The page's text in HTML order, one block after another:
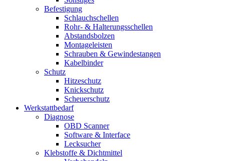
Befestigung
Schlauchschellen
Rohr- & Halterungsschellen
Abstandsbolzen
Montageleisten
Schrauben & Gewindestangen
Kabelbinder
Schutz
Hitzeschutz
Knickschutz
Scheuerschutz
Werkstattbedarf
Diagnose
OBD Scanner
Software & Interface
Lecksucher
Klebstoffe & Dichtmittel